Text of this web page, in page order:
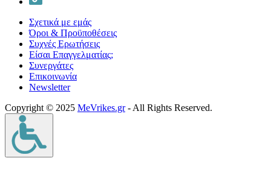
Σχετικά με εμάς
Όροι & Προϋποθέσεις
Συχνές Ερωτήσεις
Είσαι Επαγγελματίας;
Συνεργάτες
Επικοινωνία
Νewsletter
Copyright © 2025 MeVrikes.gr- All Rights Reserved.